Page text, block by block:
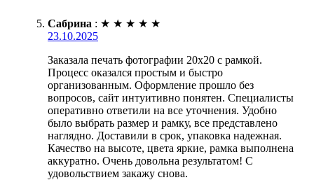
Сабрина : ★ ★ ★ ★ ★
23.10.2025
Заказала печать фотографии 20х20 с рамкой.
Процесс оказался простым и быстро
организованным. Оформление прошло без
вопросов, сайт интуитивно понятен. Специалисты
оперативно ответили на все уточнения. Удобно
было выбрать размер и рамку, все представлено
наглядно. Доставили в срок, упаковка надежная.
Качество на высоте, цвета яркие, рамка выполнена
аккуратно. Очень довольна результатом! С
удовольствием закажу снова.